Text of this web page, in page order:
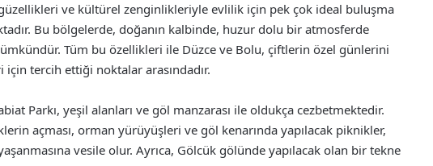
ve kültürel zenginlikleriyle evlilik için pek çok ideal buluşma
Bu bölgelerde, doğanın kalbinde, huzur dolu bir atmosferde
Tüm bu özellikleri ile Düzce ve Bolu, çiftlerin özel günlerini
tercih ettiği noktalar arasındadır.
Parkı, yeşil alanları ve göl manzarası ile oldukça cezbetmektedir.
açması, orman yürüyüşleri ve göl kenarında yapılacak piknikler,
vesile olur. Ayrıca, Gölcük gölünde yapılacak olan bir tekne